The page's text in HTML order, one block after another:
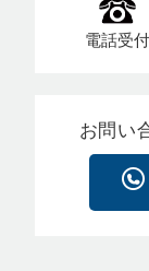
電話受
お問い